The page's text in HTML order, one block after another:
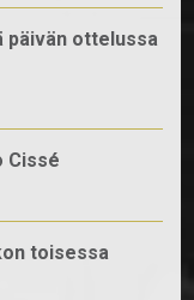
päivän ottelussa
Cissé
toisessa